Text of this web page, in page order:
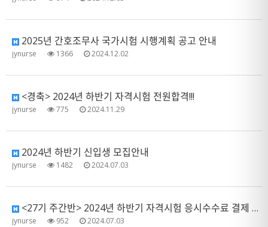
2025년 간호조무사 국가시험 시행계획 공고 안내
jynurse 1366 2024.12.02
<경축> 2024년 하반기 자격시험 전원합격!!!
jynurse 775 2024.11.29
2024년 하반기 신입생 모집안내
jynurse 1482 2024.07.03
<27기 주간반> 2024년 하반기 자격시험 응시수수료 결제 안내
jynurse 952 2024.07.03